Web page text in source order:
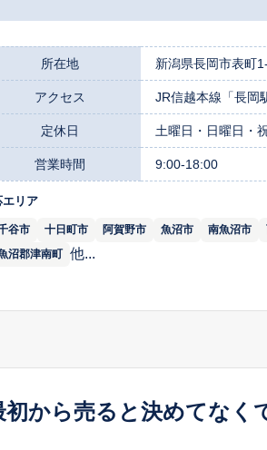
所在地 新潟県長岡市表町
アクセス JR信越本線「長岡
定休日 土曜日・日曜日・
営業時間 9:00-18:00
エリア
谷市 十日町市 阿賀野市 魚沼市 南魚沼市
沼郡津南町 他...
初から売ると決めてなく